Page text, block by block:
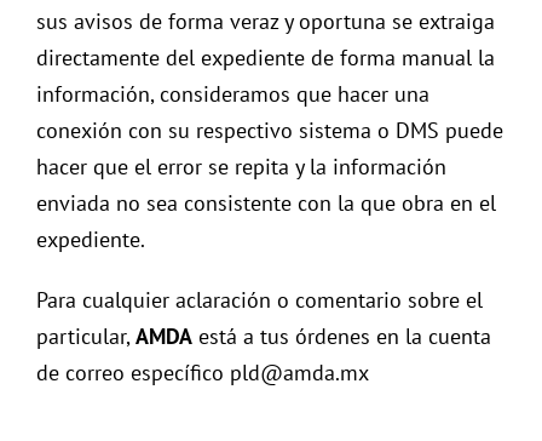
sus avisos de forma veraz y oportuna se extraiga
directamente del expediente de forma manual la
información, consideramos que hacer una
conexión con su respectivo sistema o DMS puede
hacer que el error se repita y la información
enviada no sea consistente con la que obra en el
expediente.
Para cualquier aclaración o comentario sobre el
particular,AMDA está a tus órdenes en la cuenta
de correo específico pld@amda.mx